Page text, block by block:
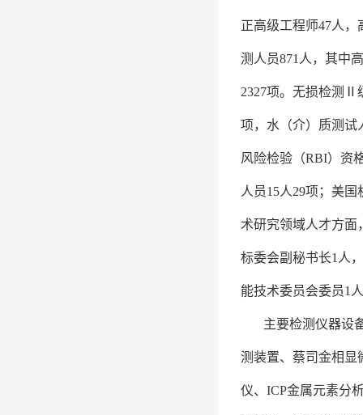
正高级工程师47人，
测人员871人，其中
2327项。无损检测Ⅱ
项，水（介）质测试
风险检验（RBI）资
人员15人29项；美
术研究领域人才方面
标委会副秘书长1人
能技术委员会委员1
主要检测仪器设备
测装置、蔡司金相显
仪、ICP金属元素分